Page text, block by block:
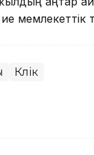
мемлекеттік
Көлік